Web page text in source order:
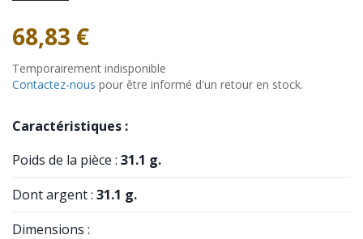
68,83 €
Temporairement indisponible
Contactez-nous pour être informé d'un retour en stock.
Caractéristiques :
Poids de la pièce : 31.1 g.
Dont argent : 31.1 g.
Dimensions :